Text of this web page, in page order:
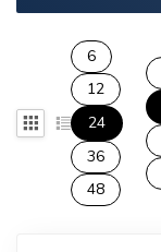
6
12
24
36
48